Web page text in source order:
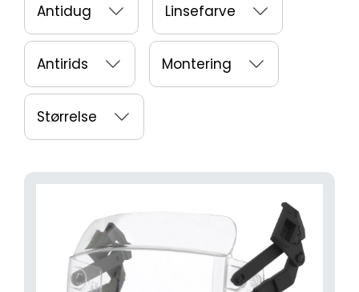
Antidug Linsefarve
Antirids Montering
Størrelse